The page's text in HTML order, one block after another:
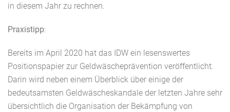
in diesem Jahr zu rechnen.
Praxistipp:
Bereits im April 2020 hat das IDW ein lesenswertes
Positionspapier zur Geldwäscheprävention veröffentlicht.
Darin wird neben einem Überblick über einige der
bedeutsamsten Geldwäscheskandale der letzten Jahre sehr
übersichtlich die Organisation der Bekämpfung von